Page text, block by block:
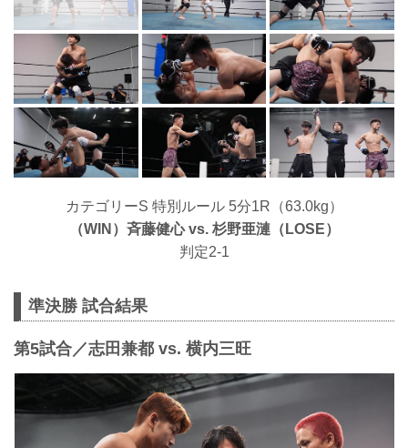
カテゴリーS 特別ルール 5分1R（63.0kg）
（WIN）⻫藤健心 vs. 杉野亜漣（LOSE）
判定2-1
準決勝 試合結果
第5試合／志田兼都 vs. 横内三旺